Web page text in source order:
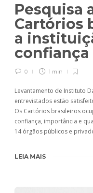
Pesquisa
Cartórios
a
confiança
0 1 min
Levantamento de Instituto
entrevistados estão
Os Cartórios brasileiros
confiança, importância e
14 órgãos públicos e
LEIA MAIS